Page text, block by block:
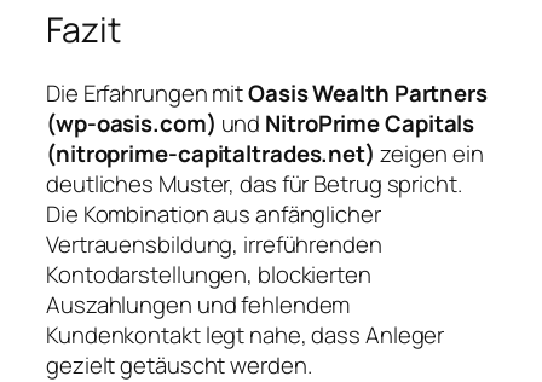
Fazit
Die Erfahrungen mitOasis Wealth Partners
(wp-oasis.com) und NitroPrime Capitals
(nitroprime-capitaltrades.net) zeigen ein
deutliches Muster, das für Betrug spricht.
Die Kombination aus anfänglicher
Vertrauensbildung, irreführenden
Kontodarstellungen, blockierten
Auszahlungen und fehlendem
Kundenkontakt legt nahe, dass Anleger
gezielt getäuscht werden.